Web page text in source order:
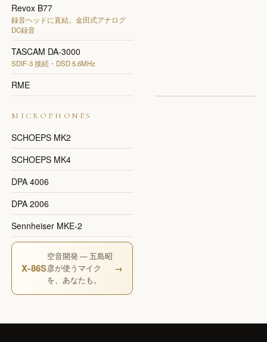
Revox B77
録音ヘッドに直結。金田式アナログ
DC録音
TASCAM DA-3000
SDIF-3 接続・DSD 5.6MHz
RME
MICROPHONES
SCHOEPS MK2
SCHOEPS MK4
DPA 4006
DPA 2006
Sennheiser MKE-2
X-86S
空音開発 — 五島昭
彦が使うマイク
を、あなたも。
→